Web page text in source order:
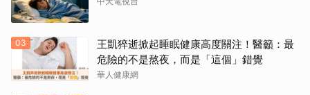
03
王凱猝逝掀起睡眠健康高度關注！醫籲：最
危險的不是熬夜，而是「這個」錯覺
華人健康網